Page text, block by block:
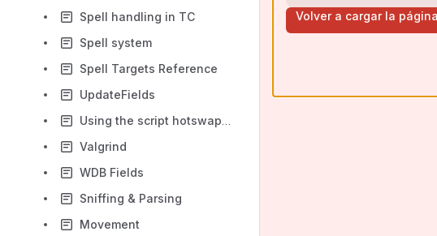
Spell handling in TC
Spell system
Spell Targets Reference
UpdateFields
Using the script hotswapping system
Valgrind
WDB Fields
Sniffing & Parsing
Movement
Volver a cargar la página